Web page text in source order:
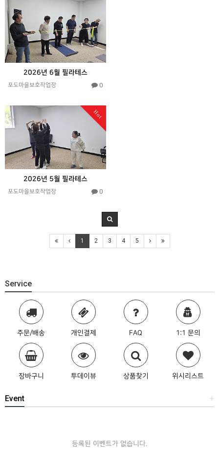
2026년 6월 필라테스
포도마을보호작업장 0
Hot
2026년 5월 필라테스
포도마을보호작업장 0
1 2 3 4 5
Service
주문/배송 개인결제 FAQ 1:1 문의
장바구니 투데이뷰 상품찾기 위시리스트
+
Event
등록된 이벤트가 없습니다.